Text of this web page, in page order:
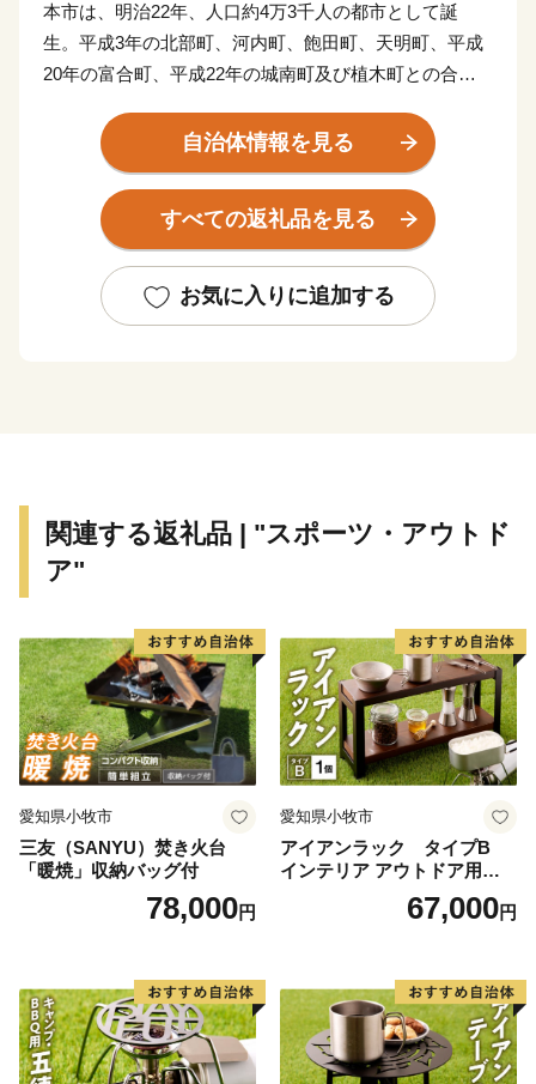
本市は、明治22年、人口約4万3千人の都市として誕
生。平成3年の北部町、河内町、飽田町、天明町、平成
20年の富合町、平成22年の城南町及び植木町との合併
政令指定都市へ移行しました。
平成24年7月九州北部豪雨や平成28年熊本地震など、度
重なる災害に見舞われましたが、国内外からの温かいご
の歩みを着実に進めてまいりました。
自治体情報を見る
すべての返礼品を見る
お気に入りに追加する
関連する返礼品 | "スポーツ・アウトド
ア"
愛知県小牧市
三友（SANYU）焚き火台
「暖焼」収納バッグ付
78,000円
愛知県小牧市
アイアンラック タイプB
インテリア アウトドア用品
レジャー キャンプ67,000円